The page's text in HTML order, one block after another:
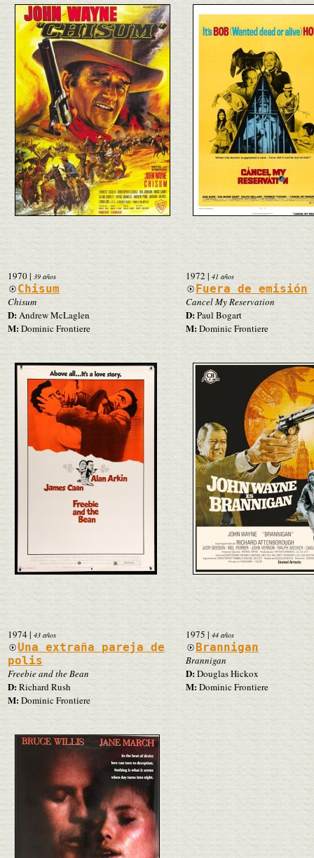
1970| 39 años
Chisum
Chisum
D:Andrew McLaglen
M: Dominic Frontiere
1972 | 41 años
Fuera de emisión
Cancel My Reservation
D:Paul Bogart
M:Dominic Frontiere
1974| 43 años
Una extraña pareja de
polis
Freebie and the Bean
D:Richard Rush
M:Dominic Frontiere
1975 | 44 años
Brannigan
Brannigan
D:Douglas Hickox
M:Dominic Frontiere